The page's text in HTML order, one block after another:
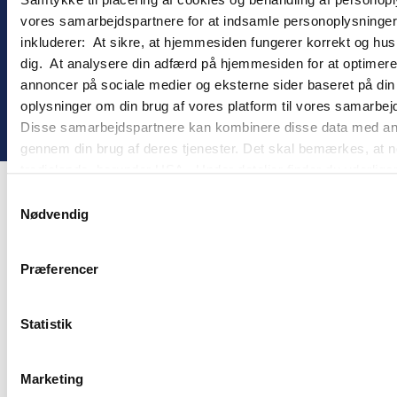
vores samarbejdspartnere for at indsamle
inkluderer: At sikre, at hjemmesiden fungerer korrekt og
dig. At analysere din adfærd på hjemmesiden for at
annoncer på sociale medier og eksterne sider baseret på
oplysninger om din brug af vores platform til vores
Disse samarbejdspartnere kan kombinere disse data med
gennem din brug af deres tjenester. Det skal bemærkes, at
cookie opbevares. Du bestemmer selv, hvilke formål vores
behandling af personoplysninger i
Nødvendig
Præferencer
Statistik
Marketing
2026 Gomember